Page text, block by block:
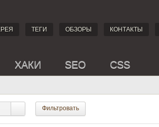
ТЕГИ ОБЗОРЫ КОНТАКТЫ
ХАКИ SEO CSS
Фильтровать